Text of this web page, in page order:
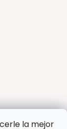
la mejor